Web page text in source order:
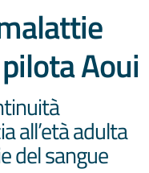
Aoui
all’età adulta
del sangue